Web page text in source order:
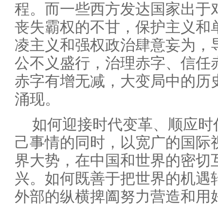
程。而一些西方发达国家出于
丧失霸权的不甘，保护主义和
凌主义和强权政治肆意妄为，
公不义盛行，治理赤字、信任
赤字有增无减，大变局中的历
涌现。
如何迎接时代变革、顺应
己事情的同时，以宽广的国际
界大势，在中国和世界的密切
兴。如何既善于把世界的机遇
外部的纵横捭阖努力营造和用